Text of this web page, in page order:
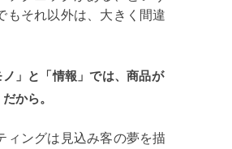
もそれ以外は、大きく間違
」と「情報」では、商品が
から。
ィングは見込み客の夢を描